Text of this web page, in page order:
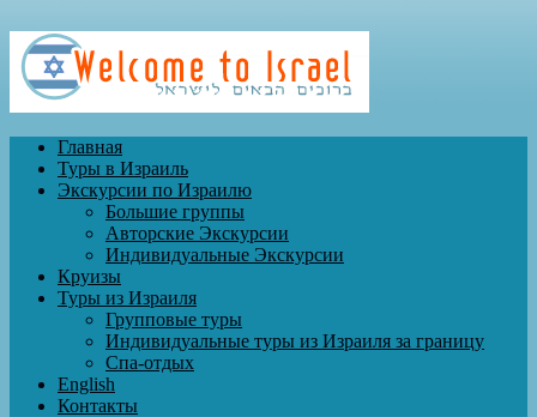
Главная
Туры в Израиль
Экскурсии по Израилю
Большие группы
Авторские Экскурсии
Индивидуальные Экскурсии
Круизы
Туры из Израиля
Групповые туры
Индивидуальные туры из Израиля за границу
Спа-отдых
English
Контакты